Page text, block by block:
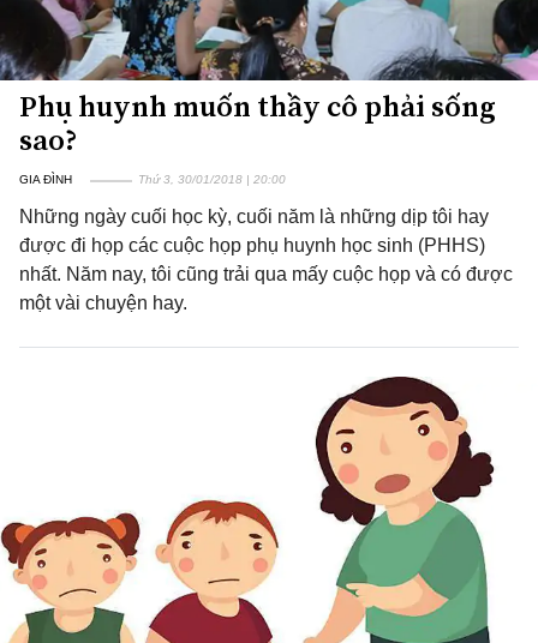
Phụ huynh muốn thầy cô phải sống
sao?
GIA ĐÌNH Thứ 3, 30/01/2018 | 20:00
Những ngày cuối học kỳ, cuối năm là những dịp tôi hay
được đi họp các cuộc họp phụ huynh học sinh (PHHS)
nhất. Năm nay, tôi cũng trải qua mấy cuộc họp và có được
một vài chuyện hay.